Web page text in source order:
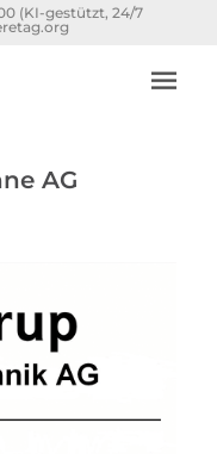
(KI-gestützt, 24/7
AG